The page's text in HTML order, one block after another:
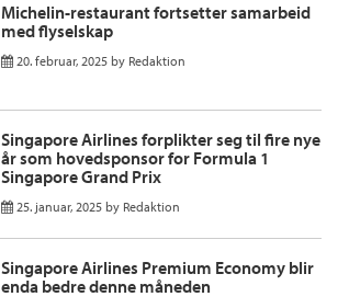
Michelin-restaurant fortsetter samarbeid
med flyselskap
20. februar, 2025 by Redaktion
Singapore Airlines forplikter seg til fire nye
år som hovedsponsor for Formula 1
Singapore Grand Prix
25. januar, 2025 by Redaktion
Singapore Airlines Premium Economy blir
enda bedre denne måneden